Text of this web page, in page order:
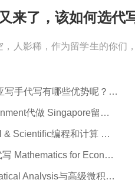
人影稀，作为留学生的你们
写有哪些优势呢？价格便宜吗？
Singapore留学生论文代写服务
编程和计算 数学编程作业代做
Economics Business代做Online exam代考
与高级微积分代写 Assignment代做